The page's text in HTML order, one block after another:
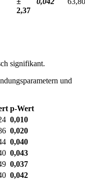
2,37
signifikant.
und
p-Wert
0,010
0,020
0,040
0,043
0,037
0,042